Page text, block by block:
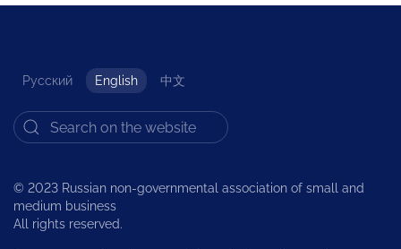
Русский English 中文
© 2023 Russian non-governmental association of small and
medium business
All rights reserved.